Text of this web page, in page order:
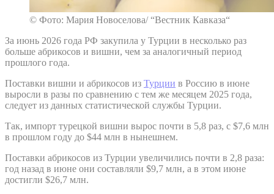
© Фото: Мария Новоселова/ “Вестник Кавказа“
За июнь 2026 года РФ закупила у Турции в несколько раз
больше абрикосов и вишни, чем за аналогичный период
прошлого года.
Поставки вишни и абрикосов из Турции в Россию в июне
выросли в разы по сравнению с тем же месяцем 2025 года,
следует из данных статистической службы Турции.
Так, импорт турецкой вишни вырос почти в 5,8 раз, с $7,6 млн
в прошлом году до $44 млн в нынешнем.
Поставки абрикосов из Турции увеличились почти в 2,8 раза:
год назад в июне они составляли $9,7 млн, а в этом июне
достигли $26,7 млн.